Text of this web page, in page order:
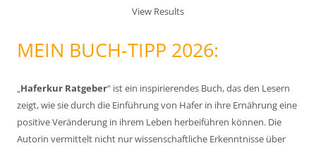
View Results
MEIN BUCH-TIPP 2026:
Haferkur Ratgeber“ ist ein inspirierendes Buch, das den Lesern
zeigt, wie sie durch die Einführung von Hafer in ihre Ernährung eine
positive Veränderung in ihrem Leben herbeiführen können. Die
Autorin vermittelt nicht nur wissenschaftliche Erkenntnisse über